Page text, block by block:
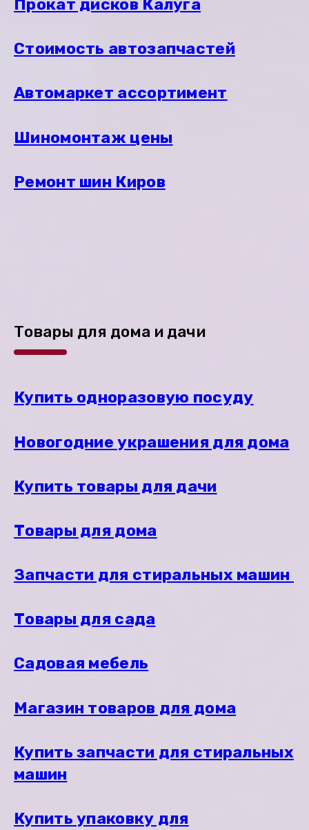
Прокат дисков Калуга
Стоимость автозапчастей
Автомаркет ассортимент
Шиномонтаж цены
Ремонт шин Киров
Товары для дома и дачи
Купить одноразовую посуду
Новогодние украшения для дома
Купить товары для дачи
Товары для дома
Запчасти для стиральных машин
Товары для сада
Садовая мебель
Магазин товаров для дома
Купить запчасти для стиральных
машин
Купить упаковку для